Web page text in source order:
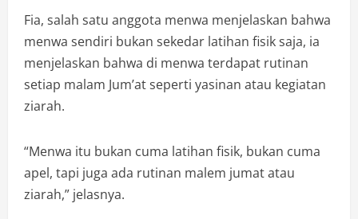
Fia, salah satu anggota menwa menjelaskan bahwa
menwa sendiri bukan sekedar latihan fisik saja, ia
menjelaskan bahwa di menwa terdapat rutinan
setiap malam Jum’at seperti yasinan atau kegiatan
ziarah.
“Menwa itu bukan cuma latihan fisik, bukan cuma
apel, tapi juga ada rutinan malem jumat atau
ziarah,” jelasnya.